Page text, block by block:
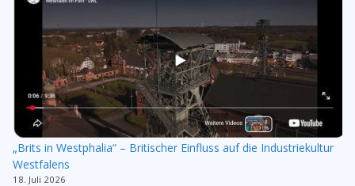
„Brits in Westphalia“ – Britischer Einfluss auf die Industriekultur
Westfalens
18. Juli 2026